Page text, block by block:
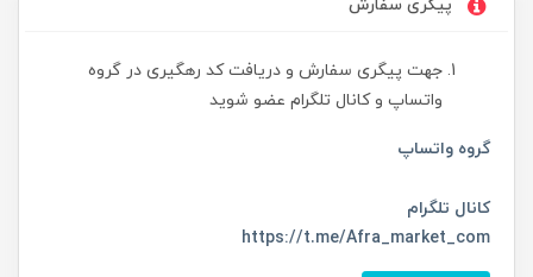
پیگری سفارش
جهت پیگری سفارش و دریافت کد رهگیری در گروه
واتساپ و کانال تلگرام عضو شوید
گروه واتساپ
کانال تلگرام
https://t.me/Afra_market_com